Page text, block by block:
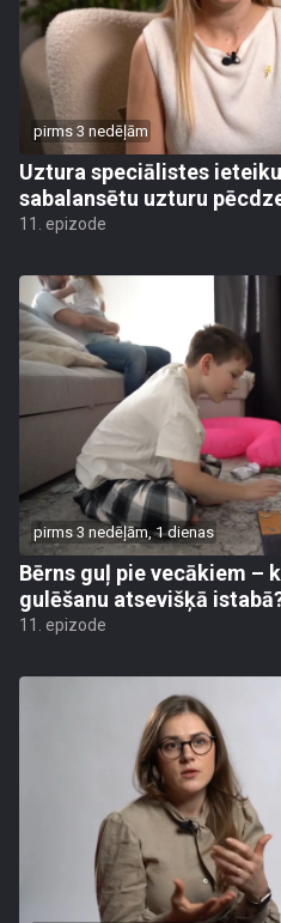
pirms 3 nedēļām
Uztura speciālistes
sabalansētu uzturu
11. epizode
pirms 3 nedēļām, 1 dienas
Bērns guļ pie vecākiem –
gulēšanu atsevišķā
11. epizode